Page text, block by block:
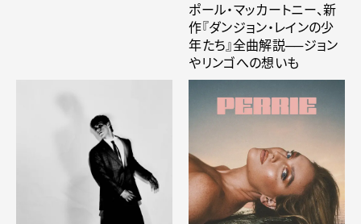
ポール・マッカートニー、新
作『ダンジョン・レインの少
年たち』全曲解説──ジョン
やリンゴへの想いも